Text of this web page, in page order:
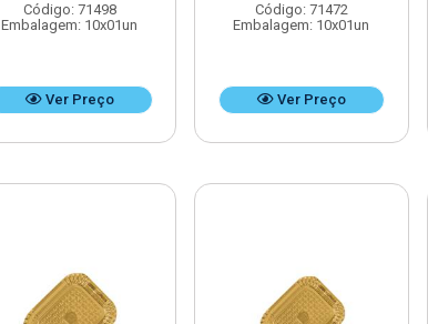
Código: 71498
Embalagem: 10x01un
Ver Preço
Código: 71472
Embalagem: 10x01un
Ver Preço